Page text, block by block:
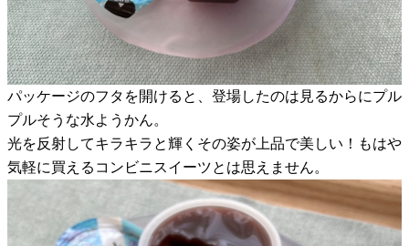
パッケージのフタを開けると、登場したのは見るからにプル
プルそうな水ようかん。
光を反射してキラキラと輝くその姿が上品で美しい！もはや
気軽に買えるコンビニスイーツとは思えません。